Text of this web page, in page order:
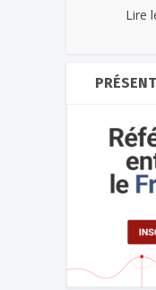
Lire